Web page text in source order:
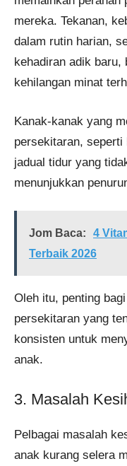
mereka. Tekanan,
dalam rutin harian,
kehadiran adik baru,
kehilangan minat
Kanak-kanak yang
persekitaran, seperti
jadual tidur yang
menunjukkan
Jom Baca:
4
Terbaik 2026
Oleh itu, penting
persekitaran yang
konsisten untuk
anak.
3. Masalah
Pelbagai masalah
anak kurang selera